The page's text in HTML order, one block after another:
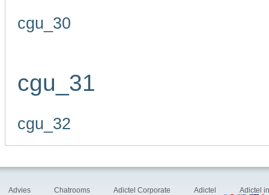
cgu_30
cgu_31
cgu_32
Advies Chatrooms Adictel Corporate Adictel Adictel